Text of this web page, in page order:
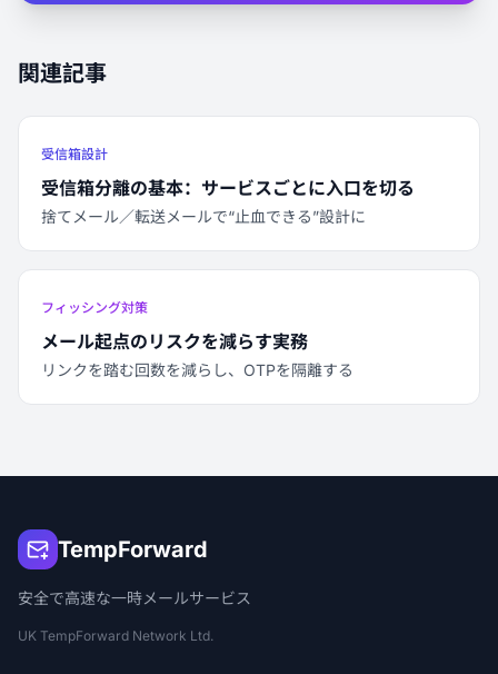
関連記事
受信箱設計
受信箱分離の基本：サービスごとに入口を切る
捨てメール／転送メールで“止血できる”設計に
フィッシング対策
メール起点のリスクを減らす実務
リンクを踏む回数を減らし、OTPを隔離する
TempForward
安全で高速な一時メールサービス
UK TempForward Network Ltd.